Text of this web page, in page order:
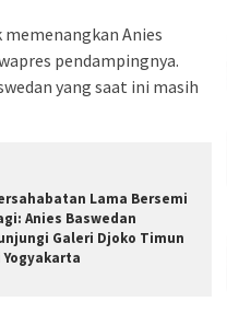
Anies
pendampingnya.
yang saat ini masih
Lama Bersemi
Anies Baswedan
Galeri Djoko Timun
Yogyakarta